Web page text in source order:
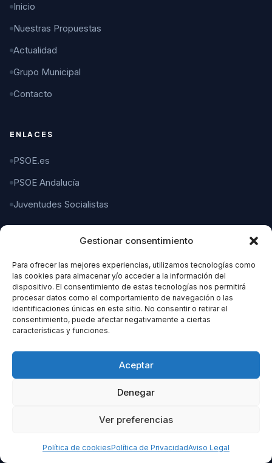
Gestionar consentimiento
Para ofrecer las mejores experiencias, utilizamos tecnologías como
las cookies para almacenar y/o acceder a la información del
dispositivo. El consentimiento de estas tecnologías nos permitirá
procesar datos como el comportamiento de navegación o las
identificaciones únicas en este sitio. No consentir o retirar el
consentimiento, puede afectar negativamente a ciertas
características y funciones.
Aceptar
Denegar
Ver preferencias
Política de cookiesPolítica de PrivacidadAviso Legal
Inicio
Nuestras Propuestas
Actualidad
Grupo Municipal
Contacto
ENLACES
PSOE.es
PSOE Andalucía
Juventudes Socialistas
C/ Gaspar del Pino, 4
11004 Cádiz
956 21 21 21
© 2026 PSOE Cádiz. Todos los derechos reservados.
Aviso Legal Política de Privacidad